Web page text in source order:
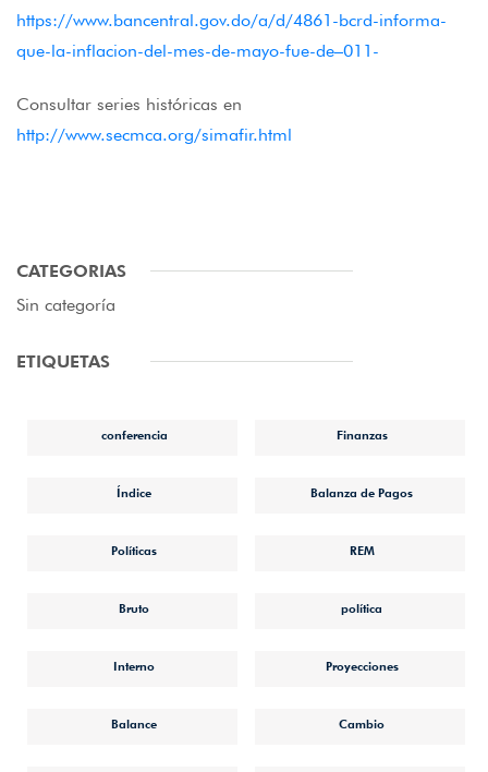
https://www.bancentral.gov.do/a/d/4861-bcrd-informa-
que-la-inflacion-del-mes-de-mayo-fue-de–011-
Consultar series históricas en
http://www.secmca.org/simafir.html
CATEGORIAS
Sin categoría
ETIQUETAS
conferencia Finanzas
Índice Balanza de Pagos
Políticas REM
Bruto política
Interno Proyecciones
Balance Cambio